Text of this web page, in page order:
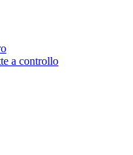
a controllo